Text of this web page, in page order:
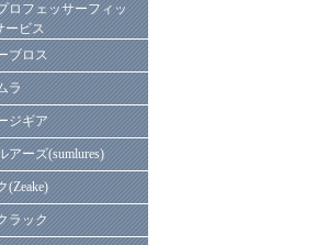
ロフェッサーフィッ
ービス
ブロス
ラ
ジギア
アーズ(sumlures)
(Zeake)
ラック